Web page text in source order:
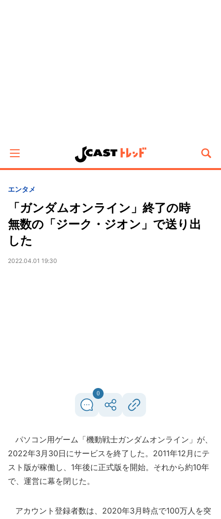
エンタメ
「ガンダムオンライン」終了の時
無数の「ジーク・ジオン」で送り出
した
2022.04.01 19:30
0
パソコン用ゲーム「機動戦士ガンダムオンライン」が、
2022年3月30日にサービスを終了した。2011年12月にテ
スト版が稼働し、1年後に正式版を開始。それから約10年
で、運営に幕を閉じた。
アカウント登録者数は、2020年3月時点で100万人を突